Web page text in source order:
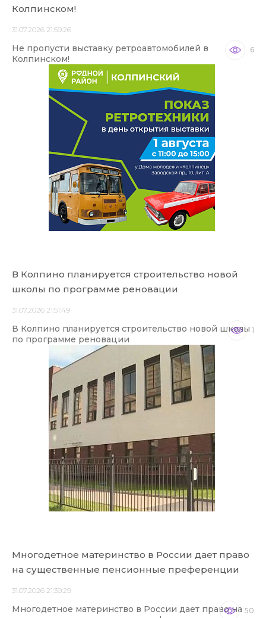
Колпинском!
31.07.2026 21:59:26
Не пропусти выставку ретроавтомобилей в
Колпинском!
6
В Колпино планируется строительство новой
школы по программе реновации
31.07.2026 21:51:49
В Колпино планируется строительство новой школы
по программе реновации
1
Многодетное материнство в России дает право
на существенные пенсионные преференции
31.07.2026 21:39:29
Многодетное материнство в России дает право на 50